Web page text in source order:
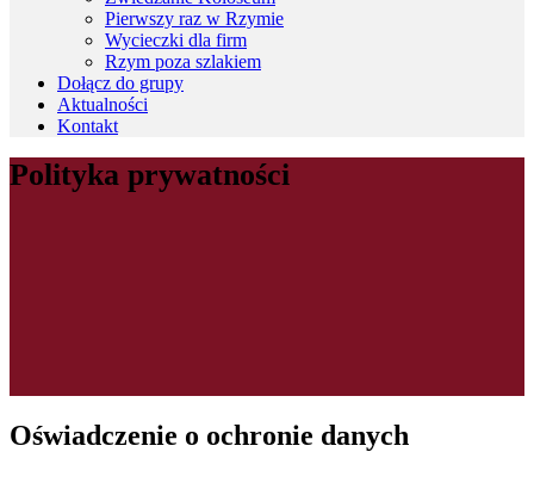
Pierwszy raz w Rzymie
Wycieczki dla firm
Rzym poza szlakiem
Dołącz do grupy
Aktualności
Kontakt
Polityka prywatności
Oświadczenie o ochronie danych